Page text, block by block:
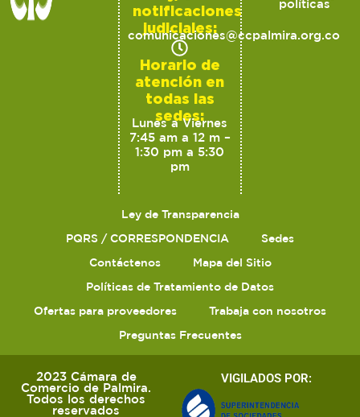
notificaciones
judiciales:
comunicaciones@ccpalmira.org.co
Horario de
atención en
todas las
sedes:
Lunes a Viernes
7:45 am a 12 m –
1:30 pm a 5:30
pm
políticas
Ley de Transparencia
PQRS / CORRESPONDENCIA
Sedes
Contáctenos
Mapa del Sitio
Políticas de Tratamiento de Datos
Ofertas para proveedores
Trabaja con nosotros
Preguntas Frecuentes
2023 Cámara de
Comercio de Palmira.
Todos los derechos
reservados
VIGILADOS POR: